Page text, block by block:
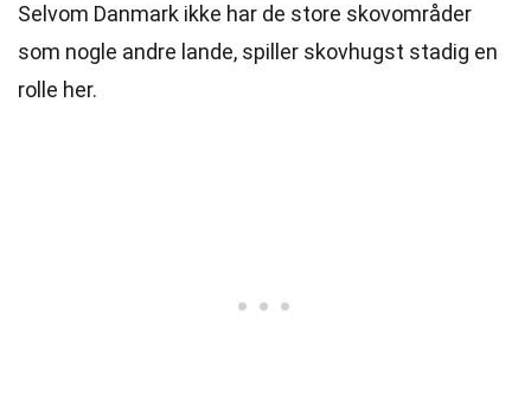
Selvom Danmark ikke har de store skovområder
som nogle andre lande, spiller skovhugst stadig en
rolle her.